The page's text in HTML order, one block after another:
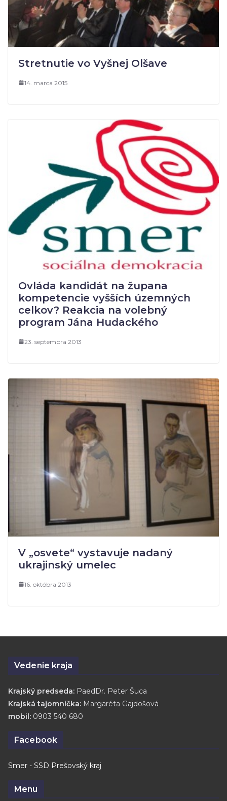
Stretnutie vo Vyšnej Olšave
14. marca 2015
Ovláda kandidát na župana
kompetencie vyšších územných
celkov? Reakcia na volebný
program Jána Hudackého
23. septembra 2013
V „osvete“ vystavuje nadaný
ukrajinský umelec
16. októbra 2013
Vedenie kraja
Krajský predseda: PaedDr. Peter Šuca
Krajská tajomníčka: Margaréta Gajdošová
mobil: 0903 540 680
Facebook
Smer - SSD Prešovský kraj
Menu